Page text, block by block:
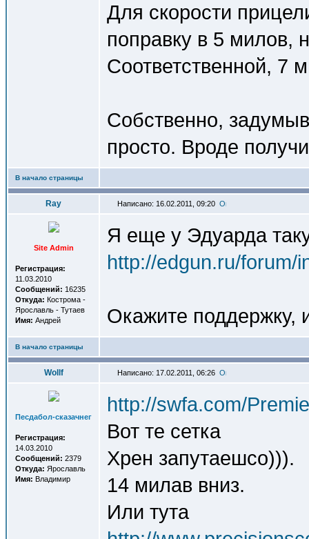
Для скорости
поправку в 5 милов,
Соответственной, 7
Собственно,
просто. Вроде
В начало страницы
Ray Написано: 16.02.2011, 09:20
Site Admin
Регистрация:
11.03.2010
Сообщений: 16235
Откуда: Кострома -
Ярославль - Тутаев
Имя: Андрей
Я еще у Эдуарда
http://edgun.ru/forum/
Окажите поддержку,
В начало страницы
Wollf Написано: 17.02.2011, 06:26
Песдабол-сказачнег
Регистрация:
14.03.2010
Сообщений: 2379
Откуда: Ярославль
Имя: Владимир
http://swfa.com/
Вот те сетка
Хрен запутаешсо))).
14 милав вниз.
Или тута